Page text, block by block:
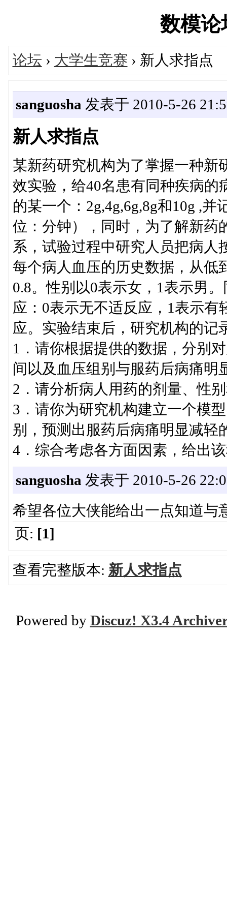
数模论
论坛 › 大学生竞赛 › 新人求指点
sanguosha 发表于 2010-5-26
新人求指点
某新药研究机构为了掌握一种新
效实验，给40名患有同种疾病
的某一个：2g,4g,6g,8g和10g ,
位：分钟），同时，为了解新药
系，试验过程中研究人员把病人
每个病人血压的历史数据，从低
0.8。性别以0表示女，1表示男
应：0表示无不适反应，1表示
应。实验结束后，研究机构的记
1．请你根据提供的数据，分别
间以及血压组别与服药后病痛明
2．请分析病人用药的剂量、性
3．请你为研究机构建立一个模
别，预测出服药后病痛明显减轻
4．综合考虑各方面因素，给出
sanguosha 发表于 2010-5-26
希望各位大侠能给出一点知道与
页: [1]
查看完整版本: 新人求指点
Powered by Discuz! X3.4